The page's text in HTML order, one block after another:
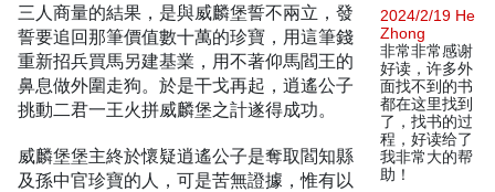
三人商量的結果，是與威麟堡誓不兩立，發
誓要追回那筆價值數十萬的珍寶，用這筆錢
重新招兵買馬另建基業，用不著仰馬閻王的
鼻息做外圍走狗。於是干戈再起，逍遙公子
挑動二君一王火拼威麟堡之計遂得成功。
威麟堡堡主終於懷疑逍遙公子是奪取閻知縣
及孫中官珍寶的人，可是苦無證據，惟有以
2024/2/19 He
Zhong
非常非常感谢
好读，许多外
面找不到的书
都在这里找到
了，找书的过
程，好读给了
我非常大的帮
助！